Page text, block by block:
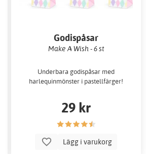
Godispåsar
Make A Wish - 6 st
Underbara godispåsar med
harlequinmönster i pastellfärger!
29 kr
Lägg i varukorg